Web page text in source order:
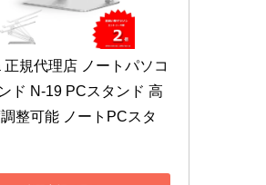
正規代理店 ノートパソコ
ド N-19 PCスタンド 高
整可能 ノートPCスタ